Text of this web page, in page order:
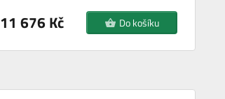
11 676 Kč Do košíku